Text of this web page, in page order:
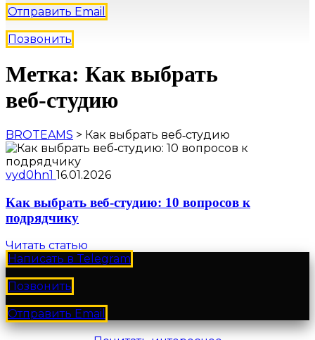
Отправить Email
Позвонить
Метка: Как выбрать
веб‑студию
BROTEAMS > Как выбрать веб‑студию
vyd0hn1 16.01.2026
Как выбрать веб‑студию: 10 вопросов к
подрядчику
Читать статью
Написать в Telegram
Позвонить
Отправить Email